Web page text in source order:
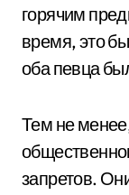
горячим
время, это
оба певца
Тем не
запретов.